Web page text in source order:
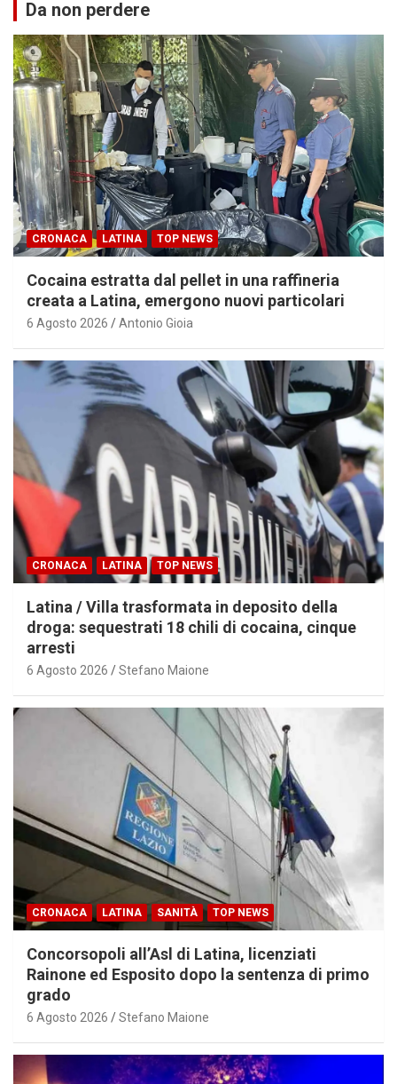
Da non perdere
CRONACA LATINA TOP NEWS
Cocaina estratta dal pellet in una raffineria
creata a Latina, emergono nuovi particolari
6 Agosto 2026 Antonio Gioia
CRONACA LATINA TOP NEWS
Latina / Villa trasformata in deposito della
droga: sequestrati 18 chili di cocaina, cinque
arresti
6 Agosto 2026 Stefano Maione
CRONACA LATINA SANITÀ TOP NEWS
Concorsopoli all’Asl di Latina, licenziati
Rainone ed Esposito dopo la sentenza di primo
grado
6 Agosto 2026 Stefano Maione